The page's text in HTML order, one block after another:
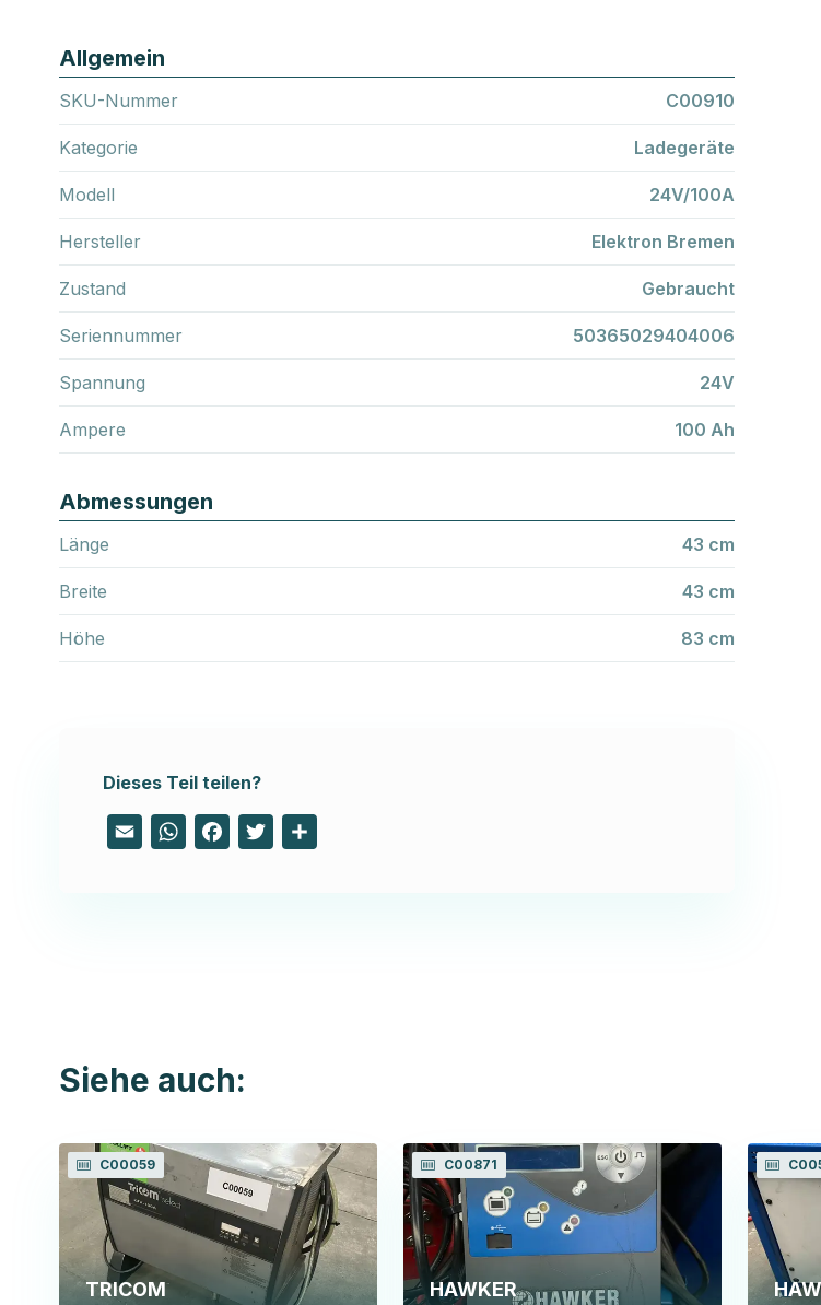
Allgemein
SKU-Nummer C00910
Kategorie Ladegeräte
Modell 24V/100A
Hersteller Elektron Bremen
Zustand Gebraucht
Seriennummer 50365029404006
Spannung 24V
Ampere 100 Ah
Abmessungen
Länge 43 cm
Breite 43 cm
Höhe 83 cm
Dieses Teil teilen?
Email WhatsApp
FacebookTwitter
Siehe auch:
C00059
TRICOM
C00871
HAWKER